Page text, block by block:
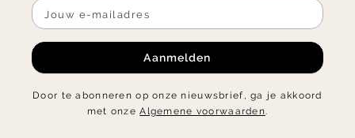
Aanmelden
Door te abonneren op onze nieuwsbrief, ga je akkoord
met onzeAlgemene voorwaarden.